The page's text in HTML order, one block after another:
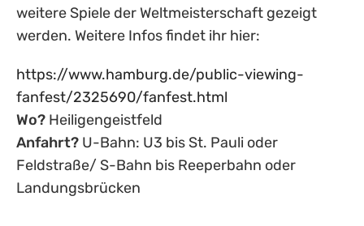
weitere Spiele der Weltmeisterschaft gezeigt
werden. Weitere Infos findet ihr hier:
https://www.hamburg.de/public-viewing-
fanfest/2325690/fanfest.html
Wo? Heiligengeistfeld
Anfahrt? U-Bahn: U3 bis St. Pauli oder
Feldstraße/ S-Bahn bis Reeperbahn oder
Landungsbrücken